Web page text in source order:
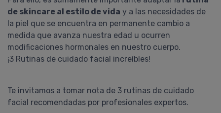
de skincare al estilo de vida y a las necesidades de
la piel que se encuentra en permanente cambio a
medida que avanza nuestra edad u ocurren
modificaciones hormonales en nuestro cuerpo.
¡3 Rutinas de cuidado facial increíbles!
Te invitamos a tomar nota de 3 rutinas de cuidado
facial recomendadas por profesionales expertos.
Gisela
Proavenal Acondicionador
Lo compré junto con el shampoo
y, la verdad, me sorprendieron
gratamente. Ambos son
rulos y muy poroso y, al poco
tiempo de usarlo (alterando con
shampoo y acondicionador